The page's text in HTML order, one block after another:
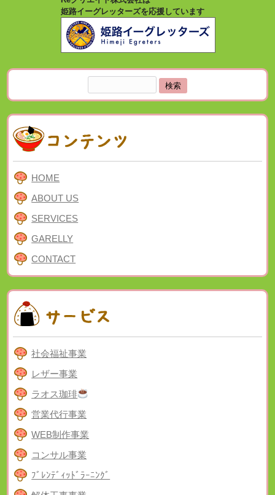
姫路イーグレッターズを応援しています
索:
HOME
ABOUT US
SERVICES
GARELLY
CONTACT
社会福祉事業
レザー事業
ラオス珈琲
営業代行事業
WEB制作事業
コンサル事業
ﾌﾞﾚﾝﾃﾞｨｯﾄﾞﾗｰﾆﾝｸﾞ